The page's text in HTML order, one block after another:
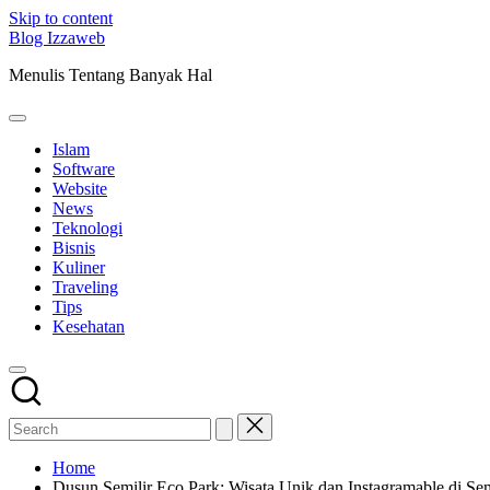
Skip to content
Blog Izzaweb
Menulis Tentang Banyak Hal
Islam
Software
Website
News
Teknologi
Bisnis
Kuliner
Traveling
Tips
Kesehatan
Home